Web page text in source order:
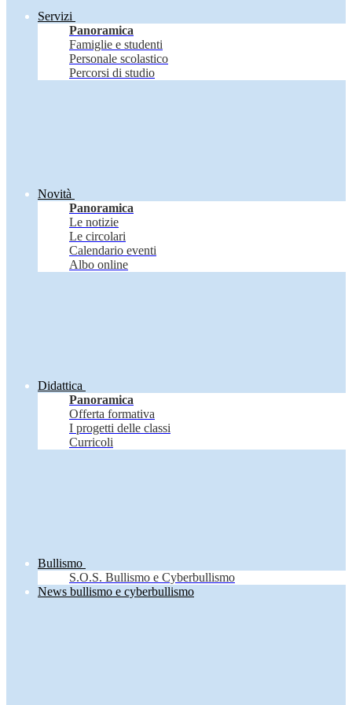
Servizi
Panoramica
Famiglie e studenti
Personale scolastico
Percorsi di studio
Novità
Panoramica
Le notizie
Le circolari
Calendario eventi
Albo online
Didattica
Panoramica
Offerta formativa
I progetti delle classi
Curricoli
Bullismo
S.O.S. Bullismo e Cyberbullismo
News bullismo e cyberbullismo